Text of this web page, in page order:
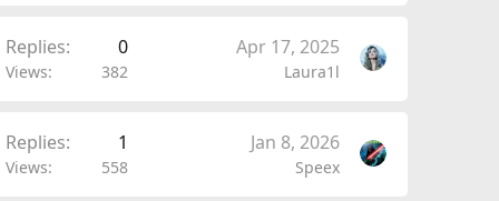
Replies 0
Views 382
Apr 17, 2025
Laura1l
Replies 1
Views 558
Jan 8, 2026
Speex